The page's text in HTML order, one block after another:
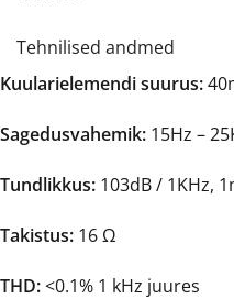
Tehnilised andmed
Kuularielemendi suurus:
Sagedusvahemik: 15Hz –
Tundlikkus: 103dB / 1KHz,
Takistus: 16 Ω
THD:<0.1% 1 kHz juures